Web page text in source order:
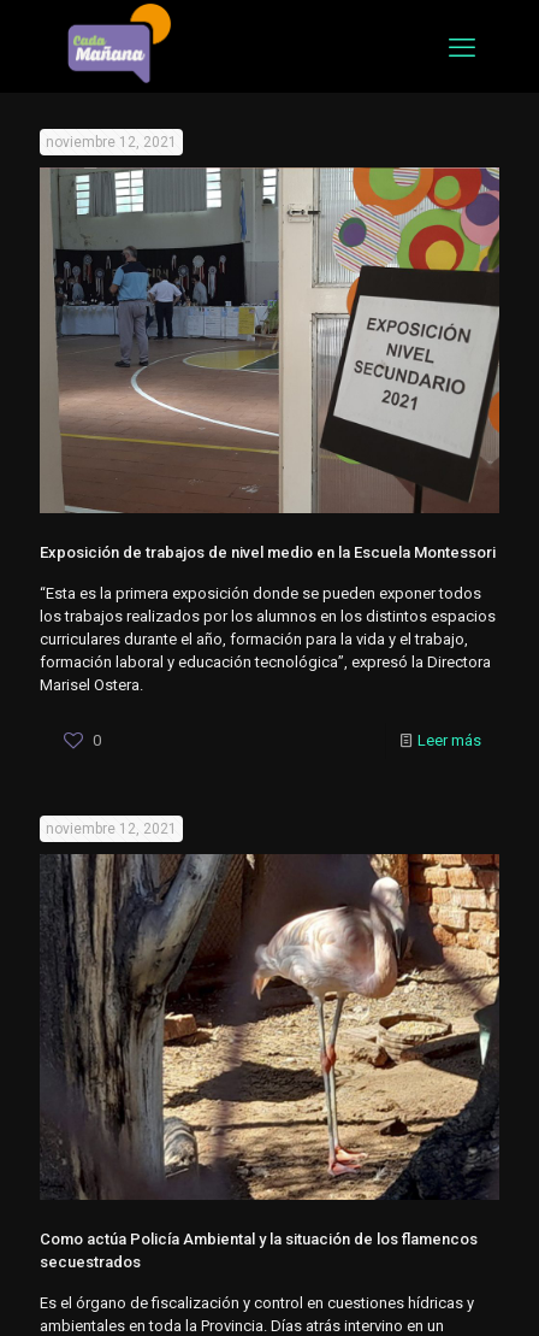
noviembre 12, 2021
Exposición de trabajos de nivel medio en la Escuela Montessori
“Esta es la primera exposición donde se pueden exponer todos
los trabajos realizados por los alumnos en los distintos espacios
curriculares durante el año, formación para la vida y el trabajo,
formación laboral y educación tecnológica”, expresó la Directora
Marisel Ostera.
0 Leer más
noviembre 12, 2021
Como actúa Policía Ambiental y la situación de los flamencos
secuestrados
Es el órgano de fiscalización y control en cuestiones hídricas y
ambientales en toda la Provincia. Días atrás intervino en un